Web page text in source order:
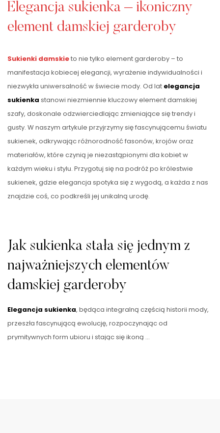
Elegancja sukienka – ikoniczny
element damskiej garderoby
Sukienki damskieto nie tylko element garderoby – to
manifestacja kobiecej elegancji, wyrażenie indywidualności i
niezwykła uniwersalność w świecie mody. Od lat elegancja
sukienka stanowi niezmiennie kluczowy element damskiej
szafy, doskonale odzwierciedlając zmieniające się trendy i
gusty. W naszym artykule przyjrzymy się fascynującemu światu
sukienek, odkrywając różnorodność fasonów, krojów oraz
materiałów, które czynią je niezastąpionymi dla kobiet w
każdym wieku i stylu. Przygotuj się na podróż po królestwie
sukienek, gdzie elegancja spotyka się z wygodą, a każda z nas
znajdzie coś, co podkreśli jej unikalną urodę.
Jak sukienka stała się jednym z
najważniejszych elementów
damskiej garderoby
Elegancja sukienka, będąca integralną częścią historii mody,
przeszła fascynującą ewolucję, rozpoczynając od
prymitywnych form ubioru i stając się ikoną …